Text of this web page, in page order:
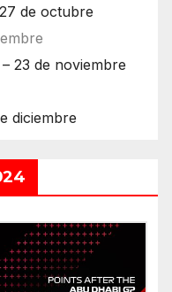
de octubre
23 de noviembre
diciembre